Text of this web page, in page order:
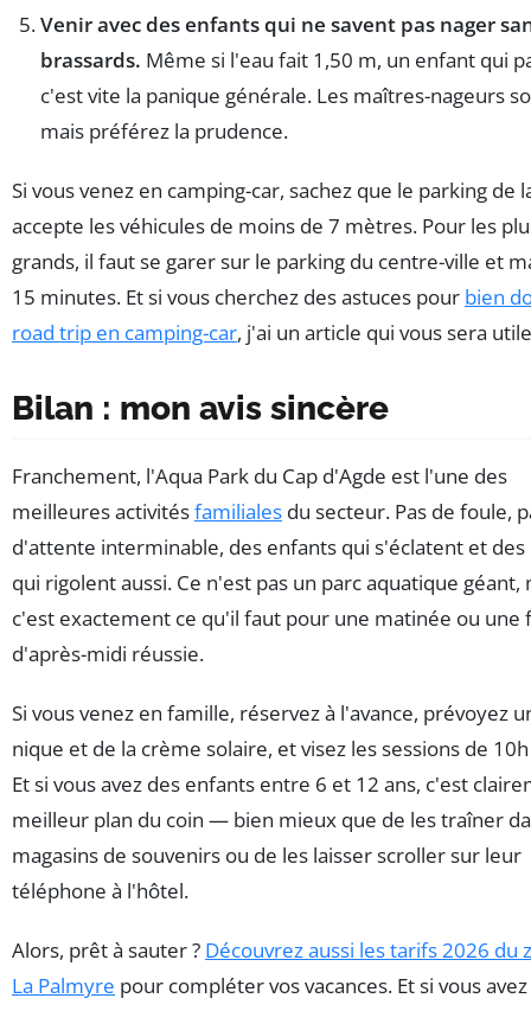
Venir avec des enfants qui ne savent pas nager
brassards. Même si l'eau fait 1,50 m, un enfant qui
c'est vite la panique générale. Les maîtres-nageurs
mais préférez la prudence.
Si vous venez en camping-car, sachez que le parking de
accepte les véhicules de moins de 7 mètres. Pour les
grands, il faut se garer sur le parking du centre-ville et
15 minutes. Et si vous cherchez des astuces pour bien
road trip en camping-car, j'ai un article qui vous sera
Bilan : mon avis sincère
Franchement, l'Aqua Park du Cap d'Agde est l'une des
meilleures activitésfamiliales du secteur. Pas de foule,
d'attente interminable, des enfants qui s'éclatent et
qui rigolent aussi. Ce n'est pas un parc aquatique géant,
c'est exactement ce qu'il faut pour une matinée ou une
d'après-midi réussie.
Si vous venez en famille, réservez à l'avance, prévoyez
nique et de la crème solaire, et visez les sessions de
Et si vous avez des enfants entre 6 et 12 ans, c'est
meilleur plan du coin — bien mieux que de les traîner
magasins de souvenirs ou de les laisser scroller sur leur
téléphone à l'hôtel.
Alors, prêt à sauter ? Découvrez aussi les tarifs 2026 du
La Palmyre pour compléter vos vacances. Et si vous